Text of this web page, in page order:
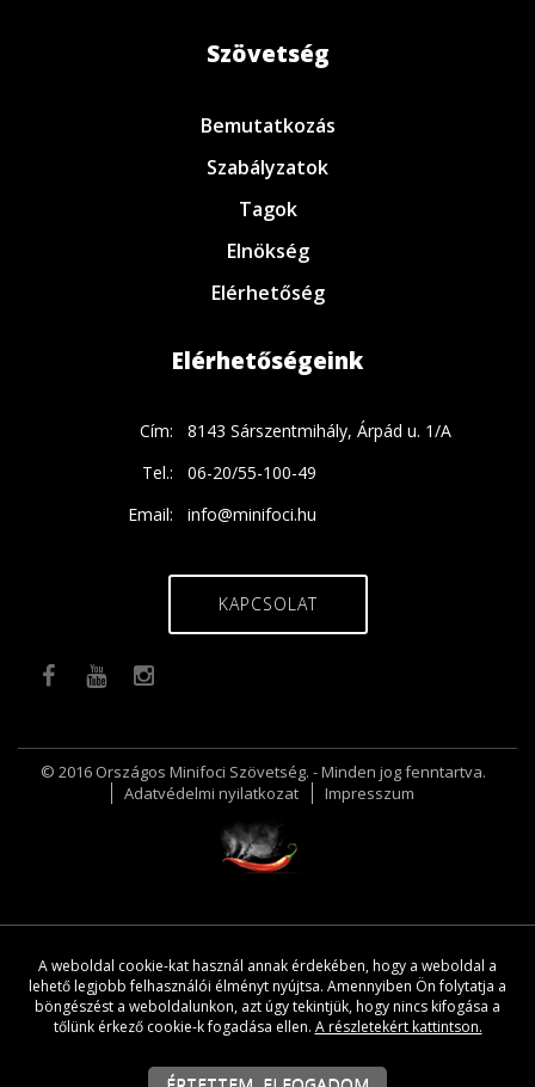
Szövetség
Bemutatkozás
Szabályzatok
Tagok
Elnökség
Elérhetőség
Elérhetőségeink
Cím:
8143 Sárszentmihály, Árpád u. 1/A
Tel.:
06-20/55-100-49
Email:
info@minifoci.hu
KAPCSOLAT
© 2016 Országos Minifoci Szövetség. - Minden jog fenntartva.
Adatvédelmi nyilatkozat
Impresszum
A weboldal cookie-kat használ annak érdekében, hogy a weboldal a
lehető legjobb felhasználói élményt nyújtsa. Amennyiben Ön folytatja a
böngészést a weboldalunkon, azt úgy tekintjük, hogy nincs kifogása a
tőlünk érkező cookie-k fogadása ellen. A részletekért kattintson.